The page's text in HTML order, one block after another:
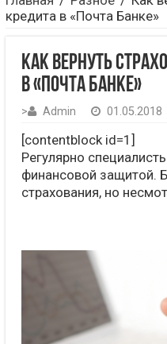
кредита в «Почта Банке»
Как вернуть
в «Почта Банке»
> Admin 01.05.2018
[contentblock id=1]
Регулярно
финансовой защитой.
страхования, но